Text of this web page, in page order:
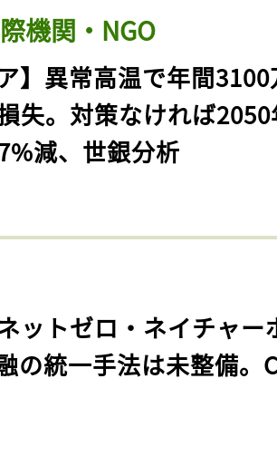
機関・NGO
】異常高温で年間
失。対策なければ
減、世銀分析
ネットゼロ・ネイチャー
の統一手法は未整備。